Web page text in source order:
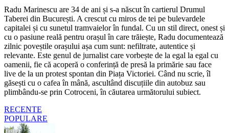
Radu Marinescu are 34 de ani și s-a născut în cartierul Drumul
Taberei din București. A crescut cu miros de tei pe bulevardele
capitalei și cu sunetul tramvaielor în fundal. Cu un stil direct, onest și
cu o pasiune reală pentru orașul în care trăiește, Radu documentează
zilnic poveștile orașului așa cum sunt: nefiltrate, autentice și
relevante. Este genul de jurnalist care vorbește de la egal la egal cu
oamenii, fie că acoperă o conferință de presă la primărie sau face
live de la un protest spontan din Piața Victoriei. Când nu scrie, îl
găsești cu o cafea în mână, ascultând discuțiile din autobuz sau
plimbându-se prin Cotroceni, în căutarea următorului subiect.
RECENTE
POPULARE